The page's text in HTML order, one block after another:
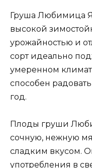
Груша Любимица
высокой
урожайностью и
сорт идеально
умеренном
способен
год.
Плоды груши
сочную, нежную
сладким вкусом.
употребления в